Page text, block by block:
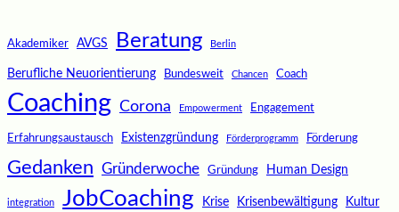
Akademiker AVGS Beratung Berlin
Berufliche Neuorientierung Bundesweit Chancen Coach
Coaching Corona Empowerment Engagement
Erfahrungsaustausch Existenzgründung Förderprogramm Förderung
Gedanken Gründerwoche Gründung Human Design
integration JobCoaching Krise Krisenbewältigung Kultur